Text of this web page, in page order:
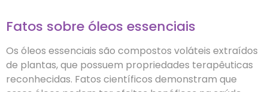
Fatos sobre óleos essenciais
Os óleos essenciais são compostos voláteis extraídos
de plantas, que possuem propriedades terapêuticas
reconhecidas. Fatos científicos demonstram que